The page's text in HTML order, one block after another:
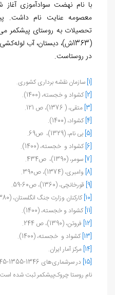
با نام نهضت‌ سوادآموزی آغاز
معصومه عنایت نام داشت.
(1363ش)، دبستان، آب
در روستاست.
[1] سازمان نقشه برداری کشوری.
[2]
کشواد و خجسته، (1400).
[3]
متقی، ( 1376)، ص 121.
[4]
کشواد، (1400).
[5]
بی نام، (1329)، ص69.
[6]
کشواد و خجسته، (1400).
[7]
سومر، (1390)، ص434.
[8]
وامبری، (1374)، ص390.
[9]
قورخانچی، (1360)، ص60-59.
[10]
ک‍ارک‍ن‍ان‌ وزارت‌ ج‍ن‍گ‌ ان‍گ‍ل‍س‍ت‍ان‌، (1380)، ص909.
[11]
کشواد و خجسته، (1400).
[12]
فروتن، (1390)، ص 244.
[13]
کشواد و خجسته، (1400).
[14]
مرکز آمار ایران.
[15]
نام روستا چروک‌پیشکمر ثبت شده